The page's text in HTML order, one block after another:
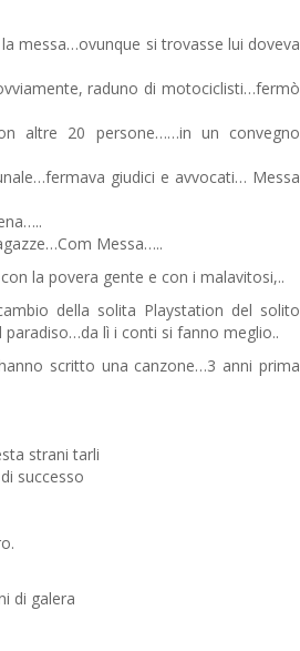
messa…ovunque si trovasse lui doveva
raduno di motociclisti…fermò
altre 20 persone……in un convegno
giudici e avvocati… Messa
Messa…..
la povera gente e con i malavitosi,..
della solita Playstation del solito
lì i conti si fanno meglio..
scritto una canzone…3 anni prima
strani tarli
successo
di galera